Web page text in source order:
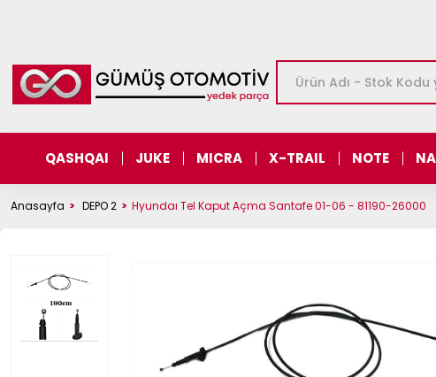
QASHQAI JUKE MICRA X-TRAIL NOTE
Anasayfa DEPO 2 Hyundaı Tel Kaput Açma Santafe 01-06 - 81190-26000